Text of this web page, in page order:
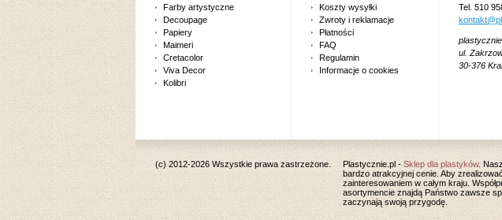
Farby artystyczne
Decoupage
Papiery
Maimeri
Cretacolor
Viva Decor
Kolibri
Koszty wysyłki
Zwroty i reklamacje
Płatności
FAQ
Regulamin
Informacje o cookies
Tel. 510
ul.
30-376
(c) 2012-2026 Wszystkie prawa zastrzeżone. Plastycznie.pl -Sklep dla plastyków.
bardzo atrakcyjnej cenie. Aby
zainteresowaniem w całym kraju.
asortymencie znajdą Państwo zawsze
zaczynają swoją przygodę.